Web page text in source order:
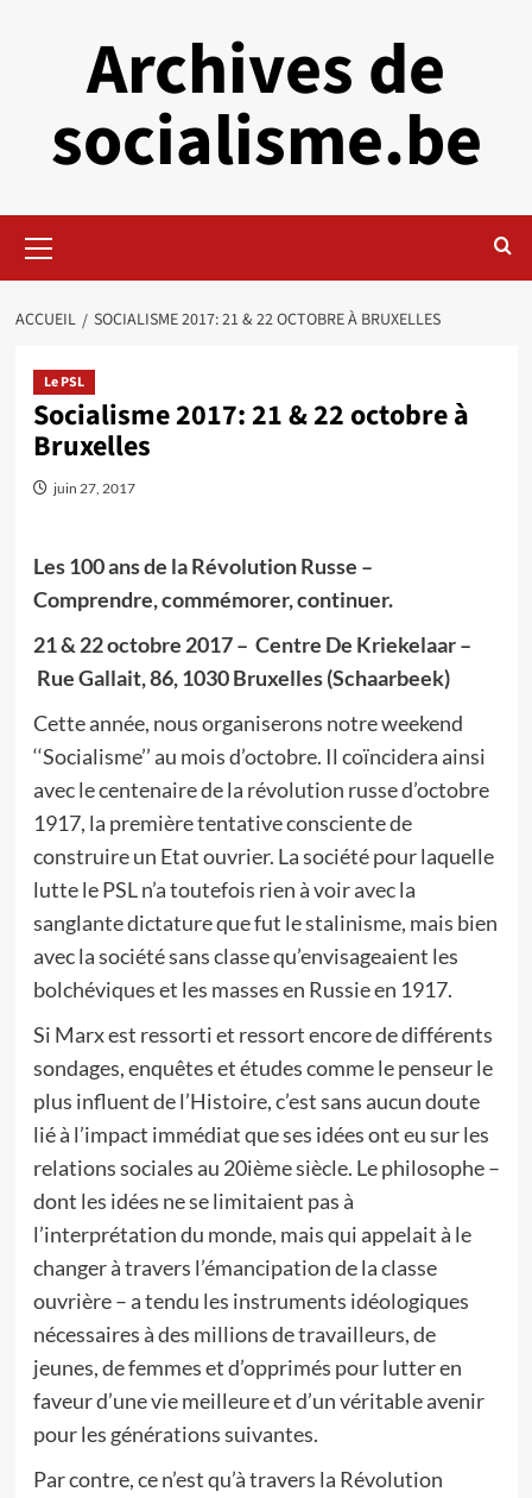
Archives de
socialisme.be
principal
ACCUEIL SOCIALISME 2017: 21 & 22 OCTOBRE À BRUXELLES
Le PSL
Socialisme 2017: 21 & 22 octobre à
Bruxelles
juin 27, 2017
Les 100 ans de la Révolution Russe –
Comprendre, commémorer, continuer.
21 & 22 octobre 2017 – Centre De Kriekelaar –
Rue Gallait, 86, 1030 Bruxelles (Schaarbeek)
Cette année, nous organiserons notre weekend
‘‘Socialisme’’ au mois d’octobre. Il coïncidera ainsi
avec le centenaire de la révolution russe d’octobre
1917, la première tentative consciente de
construire un Etat ouvrier. La société pour laquelle
lutte le PSL n’a toutefois rien à voir avec la
sanglante dictature que fut le stalinisme, mais bien
avec la société sans classe qu’envisageaient les
bolchéviques et les masses en Russie en 1917.
Si Marx est ressorti et ressort encore de différents
sondages, enquêtes et études comme le penseur le
plus influent de l’Histoire, c’est sans aucun doute
lié à l’impact immédiat que ses idées ont eu sur les
relations sociales au 20ième siècle. Le philosophe –
dont les idées ne se limitaient pas à
l’interprétation du monde, mais qui appelait à le
changer à travers l’émancipation de la classe
ouvrière – a tendu les instruments idéologiques
nécessaires à des millions de travailleurs, de
jeunes, de femmes et d’opprimés pour lutter en
faveur d’une vie meilleure et d’un véritable avenir
pour les générations suivantes.
Par contre, ce n’est qu’à travers la Révolution